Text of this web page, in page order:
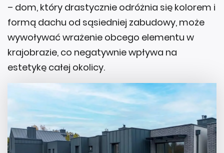
– dom, który drastycznie odróżnia się kolorem i
formą dachu od sąsiedniej zabudowy, może
wywoływać wrażenie obcego elementu w
krajobrazie, co negatywnie wpływa na
estetykę całej okolicy.